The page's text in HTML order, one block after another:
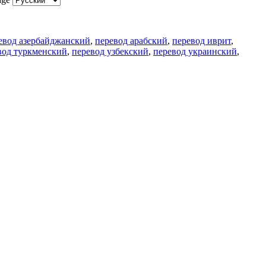
азербайджанский, перевод арабский, перевод иврит,
туркменский, перевод узбекский, перевод украинский,